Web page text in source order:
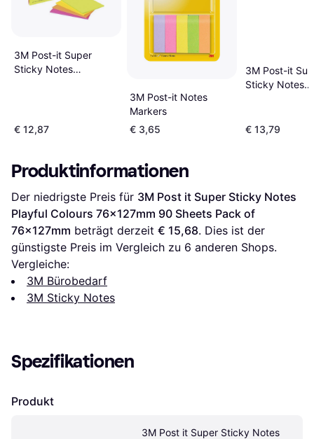
3M Post-it Super
Sticky Notes
€ 12,87
3M Post-it Notes
Markers
€ 3,65
3M Post-it
Sticky Notes
€ 13,79
Produktinformationen
Der niedrigste Preis für 3M Post it Super Sticky Notes
Playful Colours 76x127mm 90 Sheets Pack of
76x127mm beträgt derzeit € 15,68. Dies ist der
günstigste Preis im Vergleich zu 6 anderen Shops.
Vergleiche:
3M Bürobedarf
3M Sticky Notes
Spezifikationen
Produkt
3M Post it Super Sticky Notes